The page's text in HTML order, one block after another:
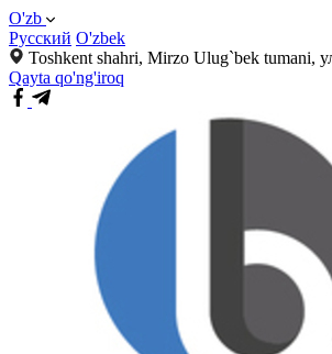
O'zb
Русский O'zbek
Toshkent shahri, Mirzo Ulug`bek tumani,
Qayta qo'ng'iroq